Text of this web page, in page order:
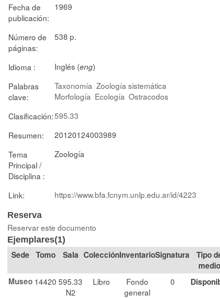
Fecha de
publicación:
1969
Número de
páginas:
538 p.
Idioma : Inglés (eng)
Palabras
clave:
Taxonomía Zoología sistemática
Morfología Ecología Ostracodos
Clasificación:595.33
Resumen:
20120124003989
Tema
Principal /
Disciplina :
Zoología
Link: https://www.bfa.fcnym.unlp.edu.ar/id/4223
Reserva
Reservar este documento
Ejemplares(1)
Tomo Sala Colección Signatura
Tipo
medio
Museo 14420 595.33
N2
Libro
Fondo
general
0